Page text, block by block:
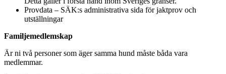
Provdata – SÄK:s administrativa sida för jaktprov och
utställningar
Familjemedlemskap
Är ni två personer som äger samma hund måste båda vara
medlemmar.